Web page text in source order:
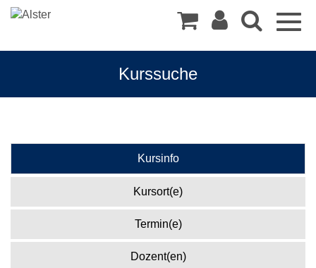
Kurssuche
Kursinfo
Kursort(e)
Termin(e)
Dozent(en)